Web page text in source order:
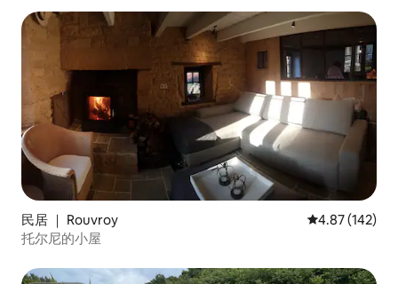
民居 ｜ Rouvroy 平均评分 4.87
4.87 (142)
托尔尼的小屋